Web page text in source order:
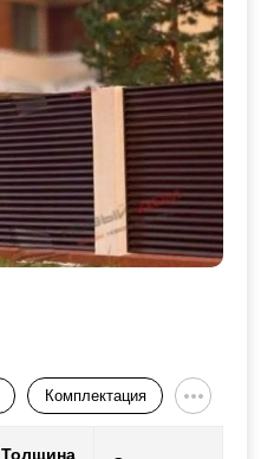
Комплектация
Толщина